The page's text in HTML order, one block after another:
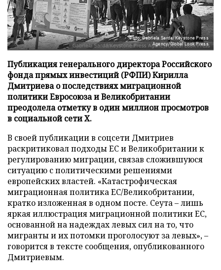
Фото: Gabriela Sarda/Keystone Press
Agency/Global Look Press
Публикация генерального директора Российского
фонда прямых инвестиций (РФПИ) Кирилла
Дмитриева о последствиях миграционной
политики Евросоюза и Великобритании
преодолела отметку в один миллион просмотров
в социальной сети X.
В своей публикации в соцсети Дмитриев
раскритиковал подходы ЕС и Великобритании к
регулированию миграции, связав сложившуюся
ситуацию с политическими решениями
европейских властей. «Катастрофическая
миграционная политика ЕС/Великобритании,
кратко изложенная в одном посте. Сеута – лишь
яркая иллюстрация миграционной политики ЕС,
основанной на надеждах левых сил на то, что
мигранты и их потомки проголосуют за левых», –
говорится в тексте сообщения, опубликованного
Дмитриевым.